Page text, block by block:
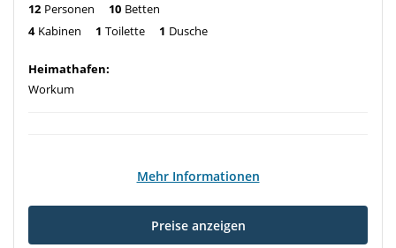
12 Personen 10 Betten
4 Kabinen 1 Toilette 1 Dusche
Heimathafen:
Workum
Mehr Informationen
Preise anzeigen